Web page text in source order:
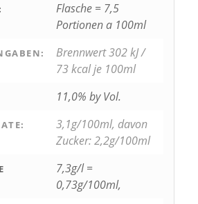
Flasche = 7,5
Portionen a 100ml
Brennwert 302 kJ /
73 kcal je 100ml
11,0% by Vol.
3,1g/100ml, davon
Zucker: 2,2g/100ml
7,3g/l =
0,73g/100ml,